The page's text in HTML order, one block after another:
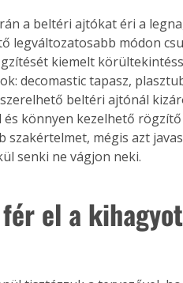
kincsei az
a beltéri ajtókat éri a
legváltozatosabb módon
kiemelt
decomastic tapasz,
beltéri ajtónál
könnyen kezelhető
szakértelmet, mégis azt
senki ne vágjon neki.
el a